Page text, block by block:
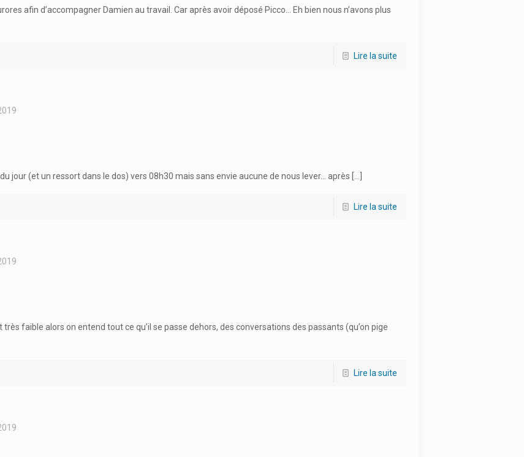
afin d’accompagner Damien au travail. Car après avoir déposé Picco… Eh bien nous n’avons plus
Lire la suite
jour (et un ressort dans le dos) vers 08h30 mais sans envie aucune de nous lever… après
Lire la suite
faible alors on entend tout ce qu’il se passe dehors, des conversations des passants (qu’on pige
Lire la suite